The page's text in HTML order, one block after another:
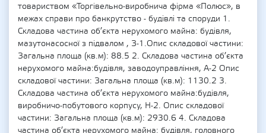
товариством «Торгівельно-виробнича фірма «Полюс», в
межах справи про банкрутство - будівлі та споруди 1.
Складова частина об’єкта нерухомого майна: будівля,
мазутонасосної з підвалом , З-1.Опис складової частини:
Загальна площа (кв.м): 88.5 2. Складова частина об’єкта
нерухомого майна:будівля, заводоуправління, А-2 Опис
складової частини: Загальна площа (кв.м): 1130.2 3.
Складова частина об’єкта нерухомого майна:будівля,
виробничо-побутового корпусу, Н-2. Опис складової
частини: Загальна площа (кв.м): 2930.6 4. Складова
частина об’єкта нерухомого майна: будівля, головного